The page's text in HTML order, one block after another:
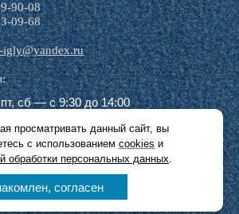
90-08
09-68
cб — с 9:30 до 14:00
иглы
просматривать данный сайт, вы
с использованием cookies и
обработки персональных данных.
согласен